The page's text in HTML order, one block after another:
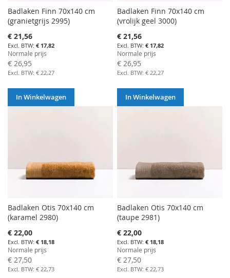
Badlaken Finn 70x140 cm
(granietgrijs 2995)
Aanbiedingsprijs
€ 21,56
€ 17,82
Normale prijs
€ 26,95
€ 22,27
In Winkelwagen
Badlaken Finn 70x140 cm
(vrolijk geel 3000)
Aanbiedingsprijs
€ 21,56
€ 17,82
Normale prijs
€ 26,95
€ 22,27
In Winkelwagen
Badlaken Otis 70x140 cm
(karamel 2980)
Aanbiedingsprijs
€ 22,00
€ 18,18
Normale prijs
€ 27,50
€ 22,73
Badlaken Otis 70x140 cm
(taupe 2981)
Aanbiedingsprijs
€ 22,00
€ 18,18
Normale prijs
€ 27,50
€ 22,73